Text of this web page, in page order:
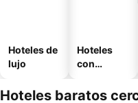
Hoteles de
lujo
Hoteles
con
Hoteles baratos